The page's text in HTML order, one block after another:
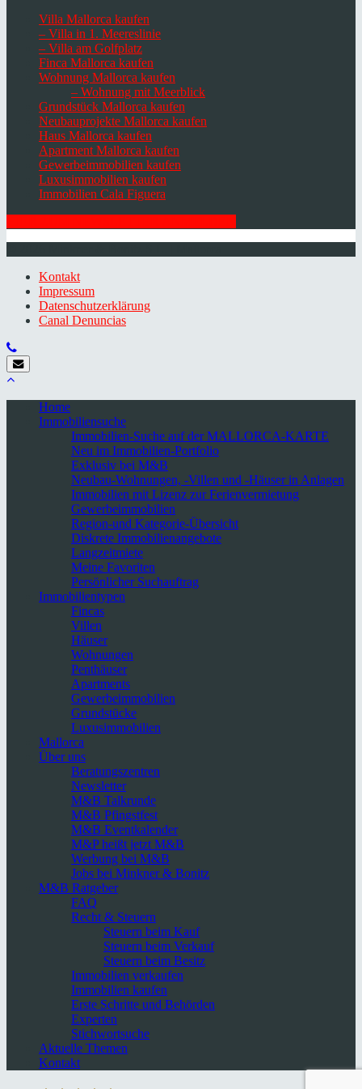
Villa Mallorca kaufen
– Villa in 1. Meereslinie
– Villa am Golfplatz
Finca Mallorca kaufen
Wohnung Mallorca kaufen
– Wohnung mit Meerblick
Grundstück Mallorca kaufen
Neubauprojekte Mallorca kaufen
Haus Mallorca kaufen
Apartment Mallorca kaufen
Gewerbeimmobilien kaufen
Luxusimmobilien kaufen
Immobilien Cala Figuera
Kontakt
Impressum
Datenschutzerklärung
Canal Denuncias
Home
Immobiliensuche
Immobilien-Suche auf der MALLORCA-KARTE
Neu im Immobilien-Portfolio
Exklusiv bei M&B
Neubau-Wohnungen, -Villen und -Häuser in Anlagen
Immobilien mit Lizenz zur Ferienvermietung
Gewerbeimmobilien
Region-und Kategorie-Übersicht
Diskrete Immobilienangebote
Langzeitmiete
Meine Favoriten
Persönlicher Suchauftrag
Immobilientypen
Fincas
Villen
Häuser
Wohnungen
Penthäuser
Apartments
Gewerbeimmobilien
Grundstücke
Luxusimmobilien
Mallorca
Über uns
Beratungszentren
Newsletter
M&B Talkrunde
M&B Pfingstfest
M&B Eventkalender
M&P heißt jetzt M&B
Werbung bei M&B
Jobs bei Minkner & Bonitz
M&B Ratgeber
FAQ
Recht & Steuern
Steuern beim Kauf
Steuern beim Verkauf
Steuern beim Besitz
Immobilien verkaufen
Immobilien kaufen
Erste Schritte und Behörden
Experten
Stichwortsuche
Aktuelle Themen
Kontakt